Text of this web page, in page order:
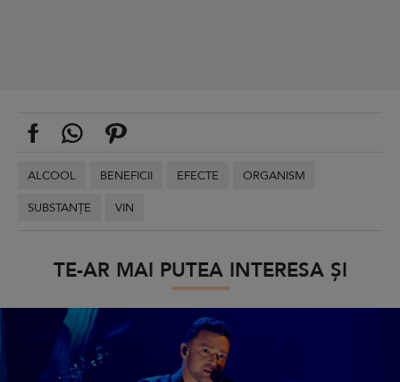
ALCOOL BENEFICII EFECTE
ORGANISM
SUBSTANȚE
VIN
TE-AR MAI PUTEA INTERESA ȘI